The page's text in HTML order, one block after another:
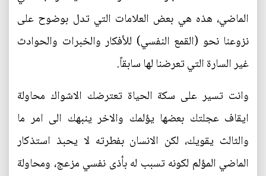
الماضي، هذه هي بعض العلامات التي تدل بوضوح على
نزوعنا نحو (القمع النفسي) للأفكار والخبرات والحوادث
غير السارة التي تعرضنا لها سابقاً.
وانت تسير على سكة الحياة تعترضك الاشواك محاولة
ايقاف عجلتك بعضها يؤلمك والاخر ينبهك الى امر ما
والثالث يقويك، لكن الانسان بفطرته لا يحبذ استذكار
الماضي المؤلم لكونه تسبب له بأذى نفسي مزعج، ومحاولة